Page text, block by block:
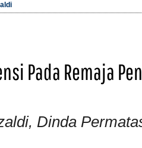
Pada Remaja
Dinda